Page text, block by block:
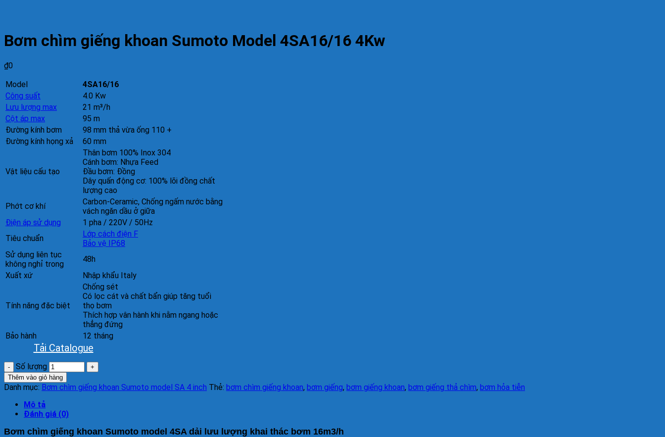
Bơm chìm giếng khoan Sumoto Model 4SA16/16 4Kw
₫0
Model
4SA16/16
Công suất
4.0 Kw
Lưu lượng max
21 m³/h
Cột áp max
95 m
Đường kính bơm
98 mm thả vừa ống 110 +
Đường kính họng xả
60 mm
Vật liệu cấu tạo
Thân bơm 100% Inox 304
Cánh bơm: Nhựa Feed
Đầu bơm: Đồng
Dây quấn động cơ: 100% lõi đồng chất
lượng cao
Phớt cơ khí
Carbon-Ceramic, Chống ngấm nước bằng
vách ngăn dầu ở giữa
Điện áp sử dụng
1 pha / 220V / 50Hz
Tiêu chuẩn
Lớp cách điện F
Bảo vệ IP68
Sử dụng liên tục
không nghỉ trong
48h
Xuất xứ
Nhập khẩu Italy
Tính năng đặc biệt
Chống sét
Có lọc cát và chất bẩn giúp tăng tuổi
thọ bơm
Thích hợp vân hành khi nằm ngang hoặc
thẳng đứng
Bảo hành
12 tháng
Tải Catalogue
Số lượng
Thêm vào giỏ hàng
Danh mục: Bơm chìm giếng khoan Sumoto model SA 4 inch Thẻ: bơm chìm giếng khoan, bơm giếng, bơm giếng khoan, bơm giếng thả chìm, bơm hỏa tiễn
Mô tả
Đánh giá (0)
Bơm chìm giếng khoan Sumoto model 4SA dải lưu lượng khai thác bơm 16m3/h